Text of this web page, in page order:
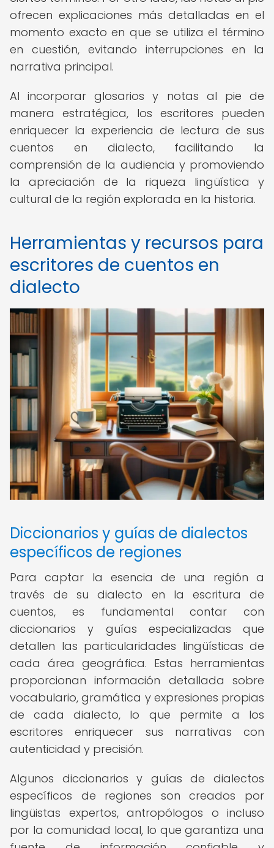
ofrecen explicaciones más detalladas en el
momento exacto en que se utiliza el término
en cuestión, evitando interrupciones en la
narrativa principal.
Al incorporar glosarios y notas al pie de
manera estratégica, los escritores pueden
enriquecer la experiencia de lectura de sus
cuentos en dialecto, facilitando la
comprensión de la audiencia y promoviendo
la apreciación de la riqueza lingüística y
cultural de la región explorada en la historia.
Herramientas y recursos para
escritores de cuentos en
dialecto
Diccionarios y guías de dialectos
específicos de regiones
Para captar la esencia de una región a
través de su dialecto en la escritura de
cuentos, es fundamental contar con
diccionarios y guías especializadas que
detallen las particularidades lingüísticas de
cada área geográfica. Estas herramientas
proporcionan información detallada sobre
vocabulario, gramática y expresiones propias
de cada dialecto, lo que permite a los
escritores enriquecer sus narrativas con
autenticidad y precisión.
Algunos diccionarios y guías de dialectos
específicos de regiones son creados por
lingüistas expertos, antropólogos o incluso
por la comunidad local, lo que garantiza una